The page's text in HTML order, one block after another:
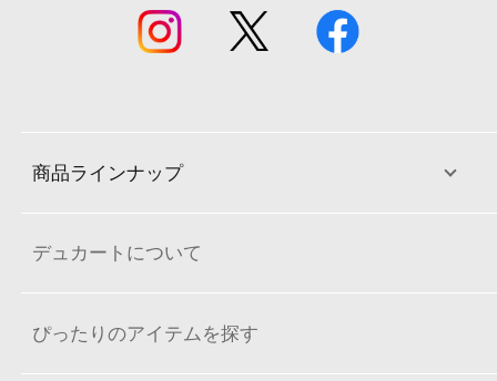
商品ラインナップ
デュカートについて
ぴったりのアイテムを探す